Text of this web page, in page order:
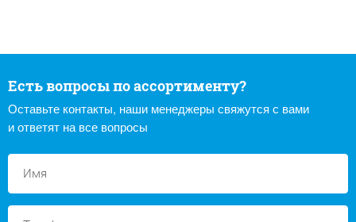
Есть вопросы по ассортименту?
Оставьте контакты, наши менеджеры свяжутся с вами
и ответят на все вопросы